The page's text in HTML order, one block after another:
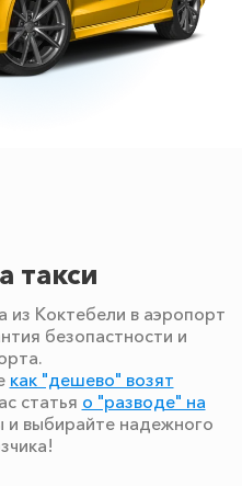
такси
из Коктебели в аэропорт
безопастности и
как "дешево" возят
статья о "разводе" на
и выбирайте надежного